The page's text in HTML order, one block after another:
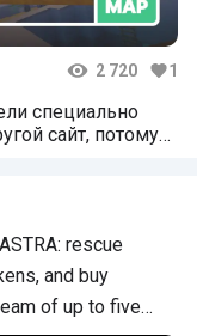
2 720 1
специально
сайт, потому
rescue
and buy
of up to five…